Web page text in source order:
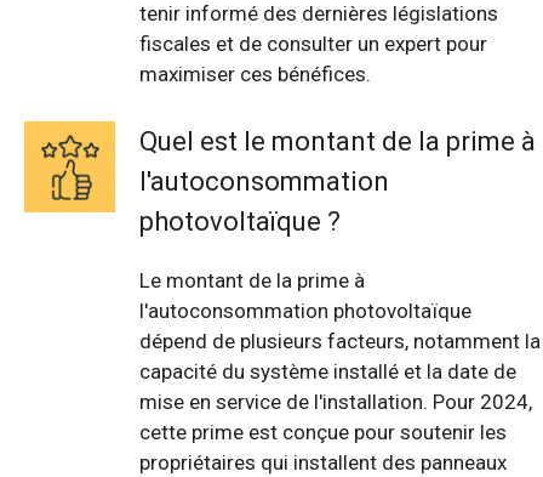
tenir informé des dernières législations
fiscales et de consulter un expert pour
maximiser ces bénéfices.
Quel est le montant de la prime à
l'autoconsommation
photovoltaïque ?
Le montant de la prime à
l'autoconsommation photovoltaïque
dépend de plusieurs facteurs, notamment la
capacité du système installé et la date de
mise en service de l'installation. Pour 2024,
cette prime est conçue pour soutenir les
propriétaires qui installent des panneaux